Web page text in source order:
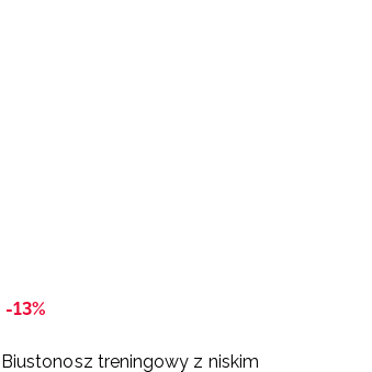
-13%
Biustonosz treningowy z niskim